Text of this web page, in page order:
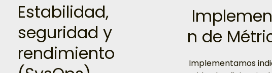
Estabilidad,
seguridad y
rendimiento
n de
Implementamos